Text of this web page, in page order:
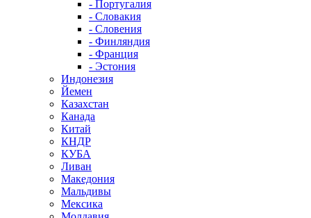
- Португалия
- Словакия
- Словения
- Финляндия
- Франция
- Эстония
Индонезия
Йемен
Казахстан
Канада
Китай
КНДР
КУБА
Ливан
Македония
Мальдивы
Мексика